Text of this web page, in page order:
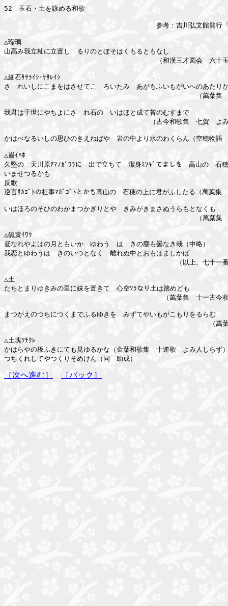
52　玉石・土を詠める和歌
参考：吉川弘文館発行「古事
△瑠璃
山高み我立杣に立置し　るりのとぼそはくもるともなし
（和漢三才図会　六十玉石　
△細石ｻｻﾗｲｼ･ｻｻﾚｲｼ
さゞれいしにこまをはさせてこゝろいたみ　あがもふいもがいへのあたり
（萬葉集　十四東
我君は千世にやちよにさゞれ石の　いはほと成て苔のむすまで
（古今和歌集　七賀　よみ人し
かはべなるいしの思ひのきえねばや　岩の中より水のわくらん（空穂物語
△巌ｲﾊﾎ
久堅の　天川原ｱﾏﾉｶﾞﾜﾗに　出で立ちて　潔身ﾐｿｷﾞてましを　高山の　
いませつるかも
反歌
逆言ｻｶｺﾞﾄの枉事ﾏｶﾞｺﾞﾄとかも高山の　石穂の上に君がふしたる（萬葉集
いはほろのそひのわかまつかぎりとや　きみがきまさぬうらもとなくも
（萬葉集　十四東
△硫黄ｲﾜｳ
昼なれやよはの月ともいかゞゆわう　はゝきの塵も曇なき哉（中略）
我恋とゆわうはゝきのいつとなく　離れぬ中とおもはましかば
（以上、七十一番歌合　
△土
たちとまりゆきみの里に妹を置きて　心空ｿﾗなり土は踏めども
（萬葉集　十一古今相聞往
まつがえのつちにつくまでふるゆきを　みずてやいもがこもりをるらむ
（萬葉集　二
△土塊ﾂﾁｸﾚ
かはらやの板ふきにても見ゆるかな（金葉和歌集　十連歌　よみ人しらず
［次へ進む］ ［バック］